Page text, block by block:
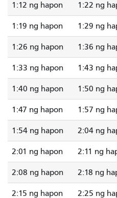
1:12 ng hapon 1:22 ng
1:19 ng hapon 1:29 ng
1:26 ng hapon 1:36 ng
1:33 ng hapon 1:43 ng
1:40 ng hapon 1:50 ng
1:47 ng hapon 1:57 ng
1:54 ng hapon 2:04 ng
2:01 ng hapon 2:11 ng
2:08 ng hapon 2:18 ng
2:15 ng hapon 2:25 ng